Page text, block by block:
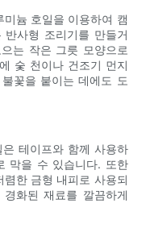
늄 호일을 이용하여 캠
사형 조리기를 만들거
는 작은 그릇 모양으로
숯 천이나 건조기 먼지
꽃을 붙이는 데에도 도
테이프와 함께 사용하
막을 수 있습니다. 또한
한 금형 내피로 사용되
화된 재료를 깔끔하게